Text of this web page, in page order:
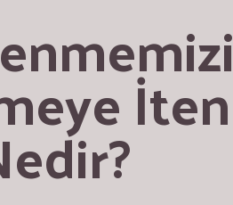
İten